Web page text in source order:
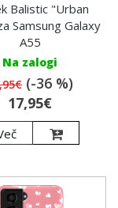
Balistic "Urban
Samsung Galaxy
A55
Na zalogi
(-36 %)
17,95€